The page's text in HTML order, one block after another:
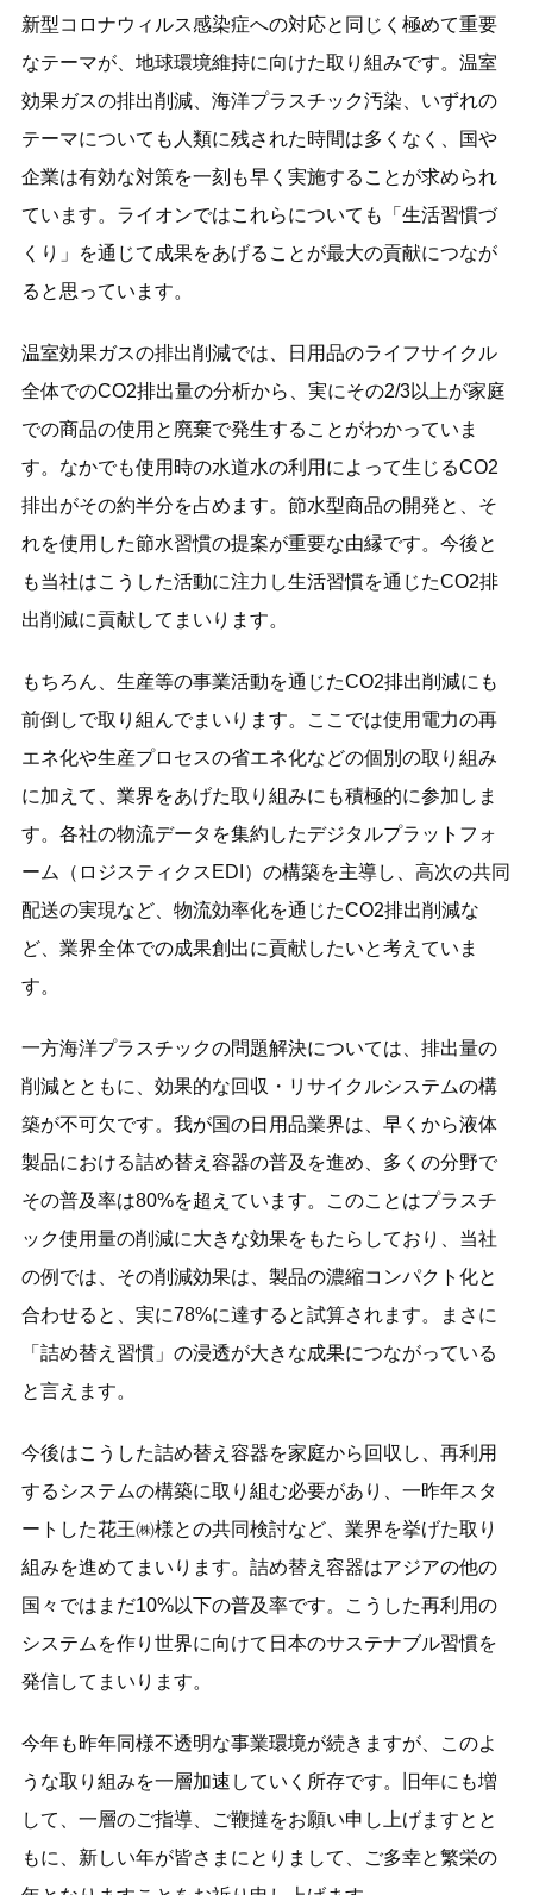
新型コロナウィルス感染症への対応と同じく極めて重要
なテーマが、地球環境維持に向けた取り組みです。温室
効果ガスの排出削減、海洋プラスチック汚染、いずれの
テーマについても人類に残された時間は多くなく、国や
企業は有効な対策を一刻も早く実施することが求められ
ています。ライオンではこれらについても「生活習慣づ
くり」を通じて成果をあげることが最大の貢献につなが
ると思っています。
温室効果ガスの排出削減では、日用品のライフサイクル
全体でのCO2排出量の分析から、実にその2/3以上が家庭
での商品の使用と廃棄で発生することがわかっていま
す。なかでも使用時の水道水の利用によって生じるCO2
排出がその約半分を占めます。節水型商品の開発と、そ
れを使用した節水習慣の提案が重要な由縁です。今後と
も当社はこうした活動に注力し生活習慣を通じたCO2排
出削減に貢献してまいります。
もちろん、生産等の事業活動を通じたCO2排出削減にも
前倒しで取り組んでまいります。ここでは使用電力の再
エネ化や生産プロセスの省エネ化などの個別の取り組み
に加えて、業界をあげた取り組みにも積極的に参加しま
す。各社の物流データを集約したデジタルプラットフォ
ーム（ロジスティクスEDI）の構築を主導し、高次の共同
配送の実現など、物流効率化を通じたCO2排出削減な
ど、業界全体での成果創出に貢献したいと考えていま
す。
一方海洋プラスチックの問題解決については、排出量の
削減とともに、効果的な回収・リサイクルシステムの構
築が不可欠です。我が国の日用品業界は、早くから液体
製品における詰め替え容器の普及を進め、多くの分野で
その普及率は80%を超えています。このことはプラスチ
ック使用量の削減に大きな効果をもたらしており、当社
の例では、その削減効果は、製品の濃縮コンパクト化と
合わせると、実に78%に達すると試算されます。まさに
「詰め替え習慣」の浸透が大きな成果につながっている
と言えます。
今後はこうした詰め替え容器を家庭から回収し、再利用
するシステムの構築に取り組む必要があり、一昨年スタ
ートした花王㈱様との共同検討など、業界を挙げた取り
組みを進めてまいります。詰め替え容器はアジアの他の
国々ではまだ10%以下の普及率です。こうした再利用の
システムを作り世界に向けて日本のサステナブル習慣を
発信してまいります。
今年も昨年同様不透明な事業環境が続きますが、このよ
うな取り組みを一層加速していく所存です。旧年にも増
して、一層のご指導、ご鞭撻をお願い申し上げますとと
もに、新しい年が皆さまにとりまして、ご多幸と繁栄の